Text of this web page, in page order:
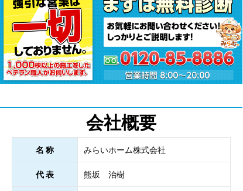
会社概要
名 称 みらいホーム株式会社
代 表 熊坂 治樹